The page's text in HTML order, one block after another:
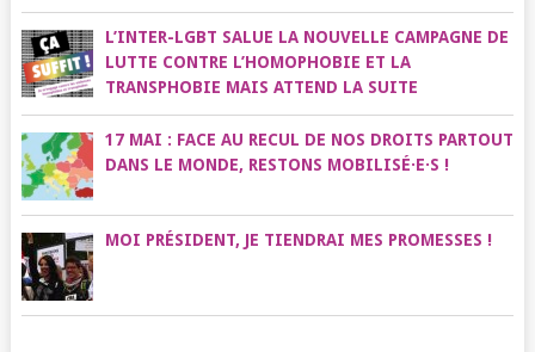
L’INTER-LGBT SALUE LA NOUVELLE CAMPAGNE DE
LUTTE CONTRE L’HOMOPHOBIE ET LA
TRANSPHOBIE MAIS ATTEND LA SUITE
17 MAI : FACE AU RECUL DE NOS DROITS PARTOUT
DANS LE MONDE, RESTONS MOBILISÉ·E·S !
MOI PRÉSIDENT, JE TIENDRAI MES PROMESSES !